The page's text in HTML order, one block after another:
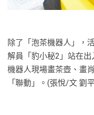
除了「泡茶機器人」，
解員「豹小秘2」站在
機器人現場畫茶壺、畫
「聯動」。(張悅/文 劉